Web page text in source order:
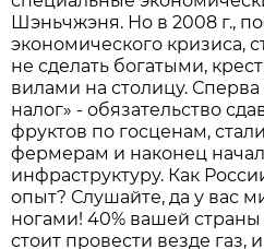
Шэньчжэня. Но в 2008 г.,
экономического кризиса,
не сделать богатыми,
вилами на столицу.
налог» - обязательство
фруктов по госценам,
фермерам и наконец
инфраструктуру. Как
опыт? Слушайте, да у вас
ногами! 40% вашей
стоит провести везде газ,